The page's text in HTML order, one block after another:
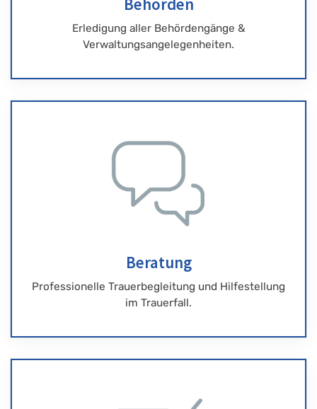
Erledigung aller Behördengänge &
Verwaltungsangelegenheiten.
Beratung
Professionelle Trauerbegleitung und Hilfestellung
im Trauerfall.